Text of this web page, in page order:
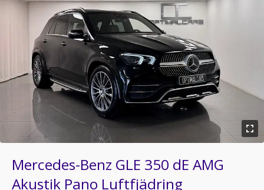
Mercedes-Benz GLE 350 dE AMG
Akustik Pano Luftfjädring